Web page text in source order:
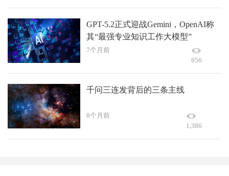
GPT-5.2正式迎战Gemini，OpenAI称
其“最强专业知识工作大模型”
7个月前
856
千问三连发背后的三条主线
8个月前
1,386